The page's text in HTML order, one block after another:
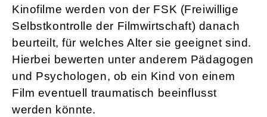
Kinofilme werden von der FSK (Freiwillige
Selbstkontrolle der Filmwirtschaft) danach
beurteilt, für welches Alter sie geeignet sind.
Hierbei bewerten unter anderem Pädagogen
und Psychologen, ob ein Kind von einem
Film eventuell traumatisch beeinflusst
werden könnte.